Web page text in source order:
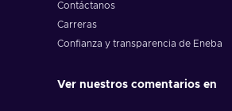
Contáctanos
Carreras
Confianza y transparencia de Eneba
Ver nuestros comentarios en